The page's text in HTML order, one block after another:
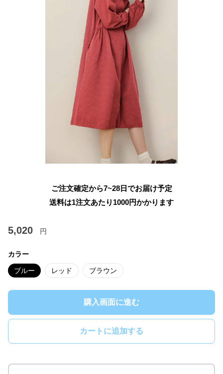
ご注文確定から7~28日でお届け予定
送料は1注文あたり 1000円かかります
5,020 円
カラー
ブルー レッド ブラウン
購入画面に進む
カートに追加する